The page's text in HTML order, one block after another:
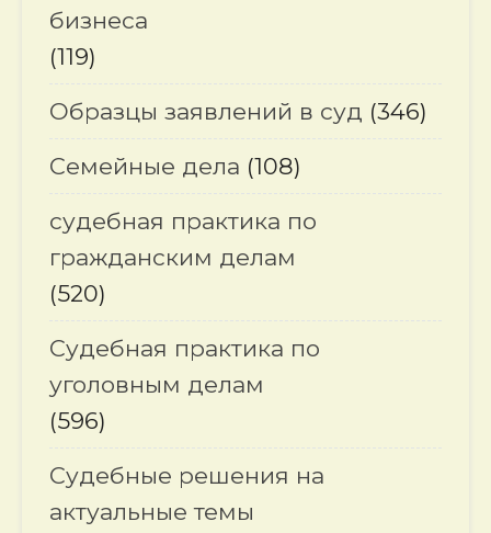
бизнеса
(119)
Образцы заявлений в суд (346)
Семейные дела (108)
судебная практика по
гражданским делам
(520)
Судебная практика по
уголовным делам
(596)
Судебные решения на
актуальные темы